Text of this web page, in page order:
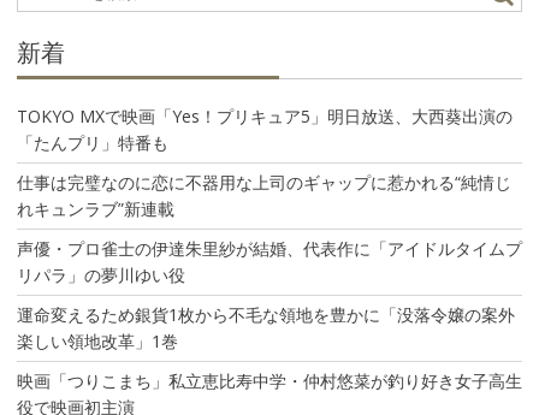
新着
TOKYO MXで映画「Yes！プリキュア5」明日放送、大西葵出演の
「たんプリ」特番も
仕事は完璧なのに恋に不器用な上司のギャップに惹かれる“純情じ
れキュンラブ”新連載
声優・プロ雀士の伊達朱里紗が結婚、代表作に「アイドルタイムプ
リパラ」の夢川ゆい役
運命変えるため銀貨1枚から不毛な領地を豊かに「没落令嬢の案外
楽しい領地改革」1巻
映画「つりこまち」私立恵比寿中学・仲村悠菜が釣り好き女子高生
役で映画初主演